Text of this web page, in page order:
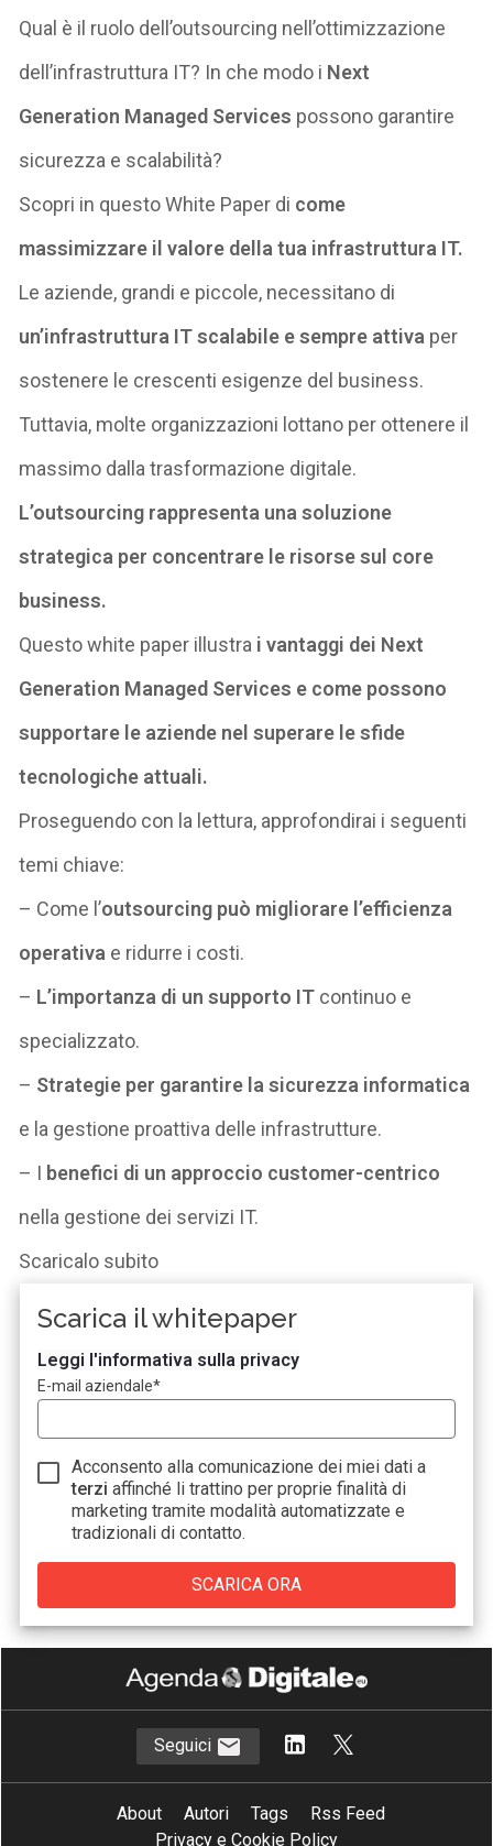
Qual è il ruolo dell’outsourcing nell’ottimizzazione
dell’infrastruttura IT? In che modo i Next
Generation Managed Services possono garantire
sicurezza e scalabilità?
Scopri in questo White Paper di come
massimizzare il valore della tua infrastruttura IT.
Le aziende, grandi e piccole, necessitano di
un’infrastruttura IT scalabile e sempre attiva per
sostenere le crescenti esigenze del business.
Tuttavia, molte organizzazioni lottano per ottenere il
massimo dalla trasformazione digitale.
L’outsourcing rappresenta una soluzione
strategica per concentrare le risorse sul core
business.
Questo white paper illustra i vantaggi dei Next
Generation Managed Services e come possono
supportare le aziende nel superare le sfide
tecnologiche attuali.
Proseguendo con la lettura, approfondirai i seguenti
temi chiave:
– Come l’outsourcing può migliorare l’efficienza
operativa e ridurre i costi.
– L’importanza di un supporto IT continuo e
specializzato.
– Strategie per garantire la sicurezza informatica
e la gestione proattiva delle infrastrutture.
– I benefici di un approccio customer-centrico
nella gestione dei servizi IT.
Scaricalo subito
Scarica il whitepaper
Leggi l'informativa sulla privacy
E-mail aziendale*
Acconsento alla comunicazione dei miei dati a
terzi affinché li trattino per proprie finalità di
marketing tramite modalità automatizzate e
tradizionali di contatto.
Seguici
About Autori Tags
Rss Feed
Privacy e Cookie Policy